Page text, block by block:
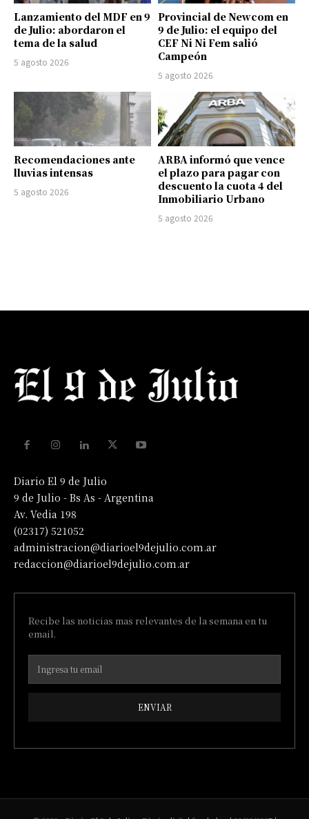
Lanzamiento del MDF en 9
de Julio: abordaron el
tema de la salud
5 agosto 2026
Provincial de Newcom en
9 de Julio: el equipo del
CEF Ni Ni Fem salió
Campeón
5 agosto 2026
Recomendaciones ante
lluvias intensas
5 agosto 2026
ARBA informó que vence
el plazo para pagar con
descuento la cuota 4 del
Inmobiliario Urbano
5 agosto 2026
Diario El 9 de Julio
9 de Julio - Bs As - Argentina
Av. Vedia 198
(02317) 521052
administracion@diarioel9dejulio.com.ar
redaccion@diarioel9dejulio.com.ar
Recibe las noticias mas relevantes de la semana en tu
email.
ENVIAR